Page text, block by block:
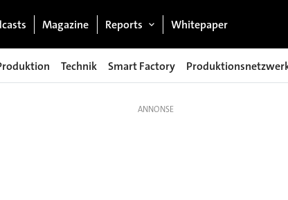
Magazine Reports Whitepaper
Technik Smart Factory